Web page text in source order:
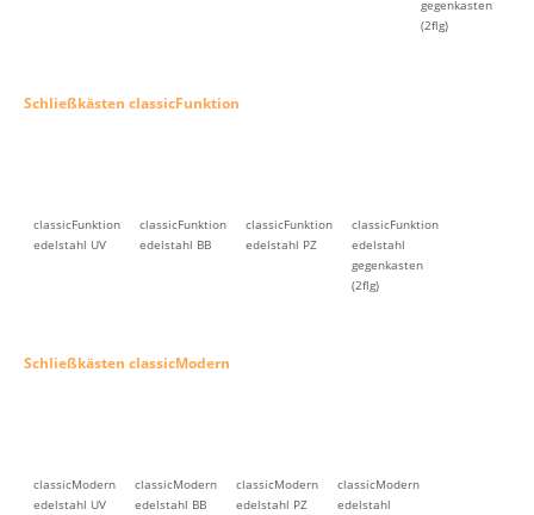
gegenkasten
(2flg)
Schließkästen classicFunktion
classicFunktion
edelstahl UV
classicFunktion
edelstahl BB
classicFunktion
edelstahl PZ
classicFunktion
edelstahl
gegenkasten
(2flg)
Schließkästen classicModern
classicModern
edelstahl UV
classicModern
edelstahl BB
classicModern
edelstahl PZ
classicModern
edelstahl